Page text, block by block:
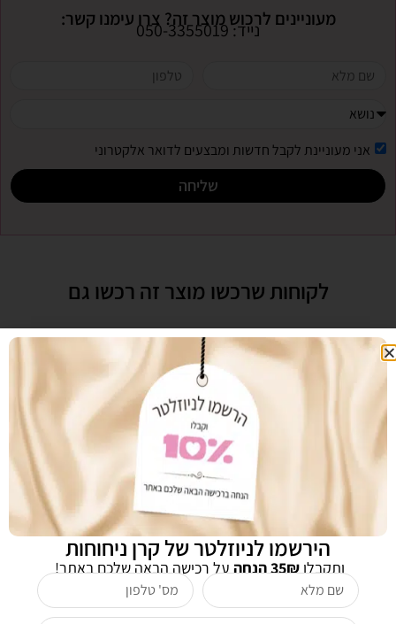
מעוניינים לרכוש מוצר זה? צרו עימנו קשר:
נייד: 050-3355019
אני מעוניינת לקבל חדשות ומבצעים לדואר אלקטרוני
שליחה
לקוחות שרכשו מוצר זה רכשו גם
אקנה ריפייר ליקוויד
לפרטים ורכישה
אקנה טריפל ג'ל
לפרטים ורכישה
הירשמו לניוזלטר של קרן ניחוחות
ותקבלו35₪ הנחה על רכישה הבאה שלכם באתר!